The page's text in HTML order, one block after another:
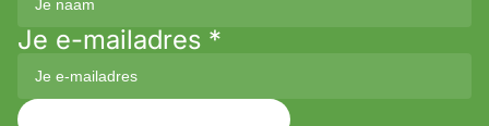
Je e-mailadres *